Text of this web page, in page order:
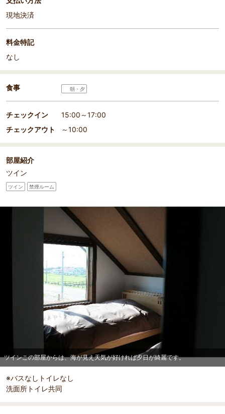
現地決済
料金特記
なし
食事 朝・夕
チェックイン
15:00～17:00
チェックアウト
～10:00
部屋紹介
ツイン
ツイン 禁煙ルーム
ツインこの部屋からは、海が見え天気が好ければ夕日が綺麗です。
※バスなしトイレなし
洗面所トイレ共同
部屋詳細
ツインこの部屋からは、海が見え天気が好ければ夕日が